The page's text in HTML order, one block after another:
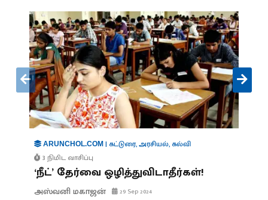
ARUNCHOL.COM |கட்டுரை,அரசியல்,கல்வி
3 நிமிட வாசிப்பு
‘நீட்’ தேர்வை ஒழித்துவிடாதீர்கள்!
அஸ்வனி மகாஜன் 29 Sep 2024